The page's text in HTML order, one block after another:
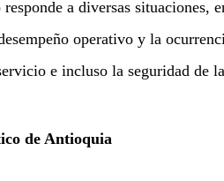
a diversas situaciones,
operativo y la
e incluso la seguridad de
de Antioquia